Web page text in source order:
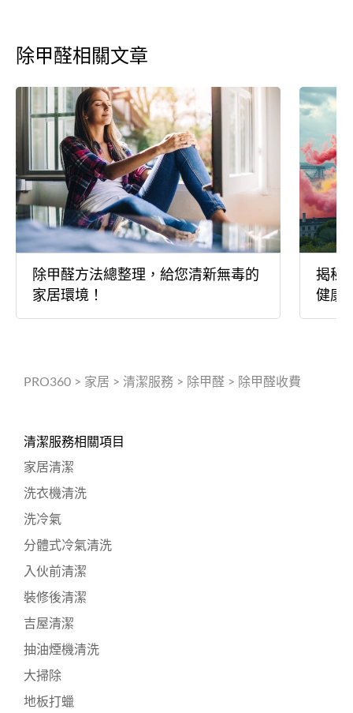
除甲醛相關文章
除甲醛方法總整理，給您清新無毒的
家居環境！
揭秘
健康
PRO360 > 家居 > 清潔服務 > 除甲醛 > 除甲醛收費
清潔服務相關項目
家居清潔
洗衣機清洗
洗冷氣
分體式冷氣清洗
入伙前清潔
裝修後清潔
吉屋清潔
抽油煙機清洗
大掃除
地板打蠟